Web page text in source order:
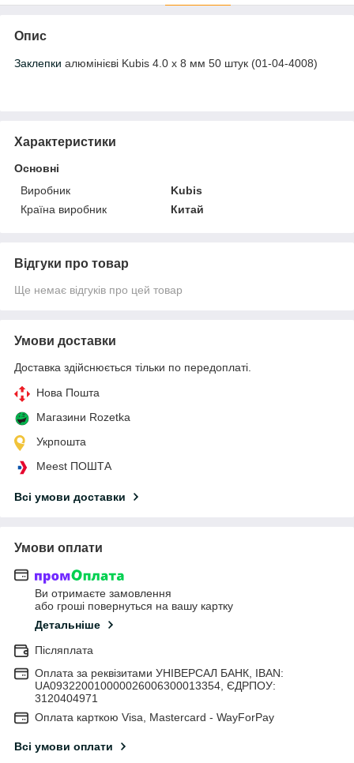
Опис
Заклепки алюмінієві Kubis 4.0 х 8 мм 50 штук (01-04-4008)
Характеристики
Основні
Виробник
Kubis
Країна виробник
Китай
Відгуки про товар
Ще немає відгуків про цей товар
Умови доставки
Доставка здійснюється тільки по передоплаті.
Нова Пошта
Магазини Rozetka
Укрпошта
Meest ПОШТА
Всі умови доставки
Умови оплати
Ви отримаєте замовлення
або гроші повернуться на вашу картку
Детальніше
Післяплата
Оплата за реквізитами УНІВЕРСАЛ БАНК, IBAN:
UA093220010000026006300013354, ЄДРПОУ:
3120404971
Оплата карткою Visa, Mastercard - WayForPay
Всі умови оплати